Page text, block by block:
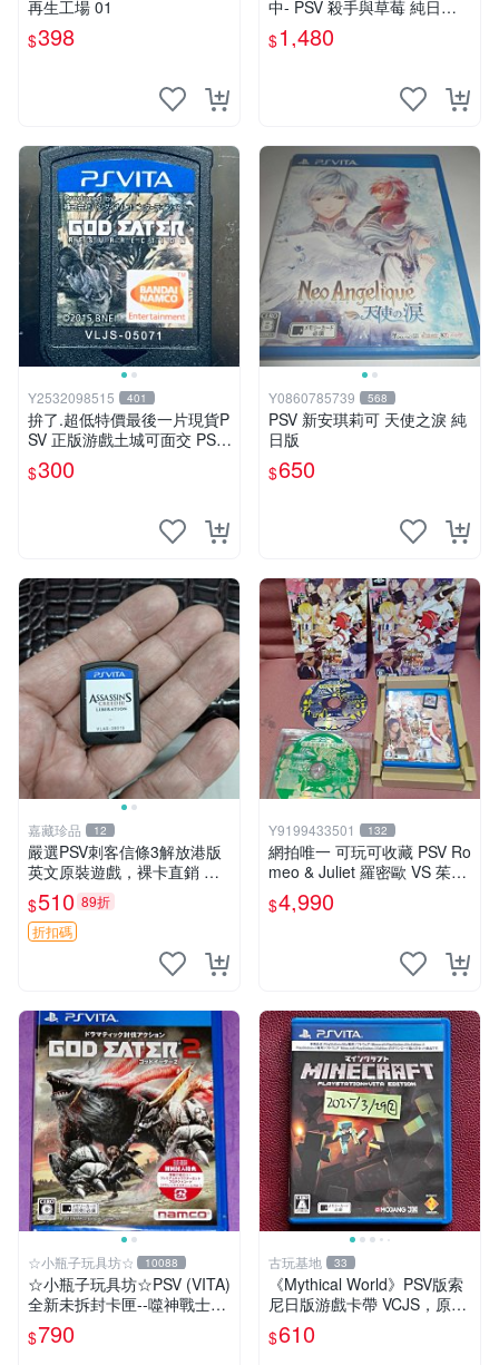
再生工場 01
$398
中- PSV 殺手與草莓 純日版
日文版 ※戀愛×懸疑※ 戀愛AD
V遊戲
$1,480
Y2532098515 401
拚了.超低特價最後一片現貨P
SV 正版游戲土城可面交 PSV
噬神者 解放重生 日版 【9成
新】✪裸片 二手九成新~
$300
Y0860785739 568
PSV 新安琪莉可 天使之淚 純
日版
$650
嘉藏珍品 12
嚴選PSV刺客信條3解放港版
英文原裝遊戲，裸卡直銷 刺
客信條3 游戲 港版游戲
$510 89折
折扣碼
Y9199433501 132
網拍唯一 可玩可收藏 PSV Ro
meo & Juliet 羅密歐 VS 茱麗
葉 全卷包 豪華版日版
$4,990
☆小瓶子玩具坊☆ 10088
☆小瓶子玩具坊☆PSV (VITA)
全新未拆封卡匣--噬神戰士2
《噬神者2》(日版)
$790
古玩基地 33
《Mythical World》PSV版索
尼日版游戲卡帶 VCJS，原裝
進口帶全盒說明書，支持主機
運行。Mythical World PSV
$610